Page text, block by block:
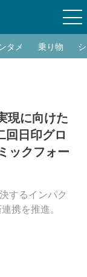
タメ 乗り物
現に向けた
回日印グロ
ックフォー
するインパク
携を推進。